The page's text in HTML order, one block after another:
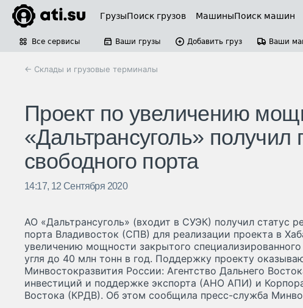
ГрузыПоиск грузов МашиныПоиск машин
Все сервисы Ваши грузы Добавить груз Ваши
← Склады и грузовые терминалы
Проект по увеличению
«Дальтрансуголь»
свободного порта
14:17, 12 Сентября 2020
АО «Дальтрансуголь» (входит в СУЭК) получил статус
порта Владивосток (СПВ) для реализации проекта в
увеличению мощности закрытого
угля до 40 млн тонн в год. Поддержку проекту
Минвостокразвития России: Агентство Дальнего
инвестиций и поддержке экспорта (АНО АПИ) и
Востока (КРДВ). Об этом сообщила пресс-служба